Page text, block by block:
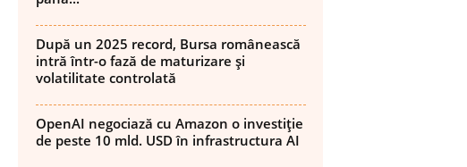
După un 2025 record, Bursa românească
intră într-o fază de maturizare și
volatilitate controlată
OpenAI negociază cu Amazon o investiție
de peste 10 mld. USD în infrastructura AI